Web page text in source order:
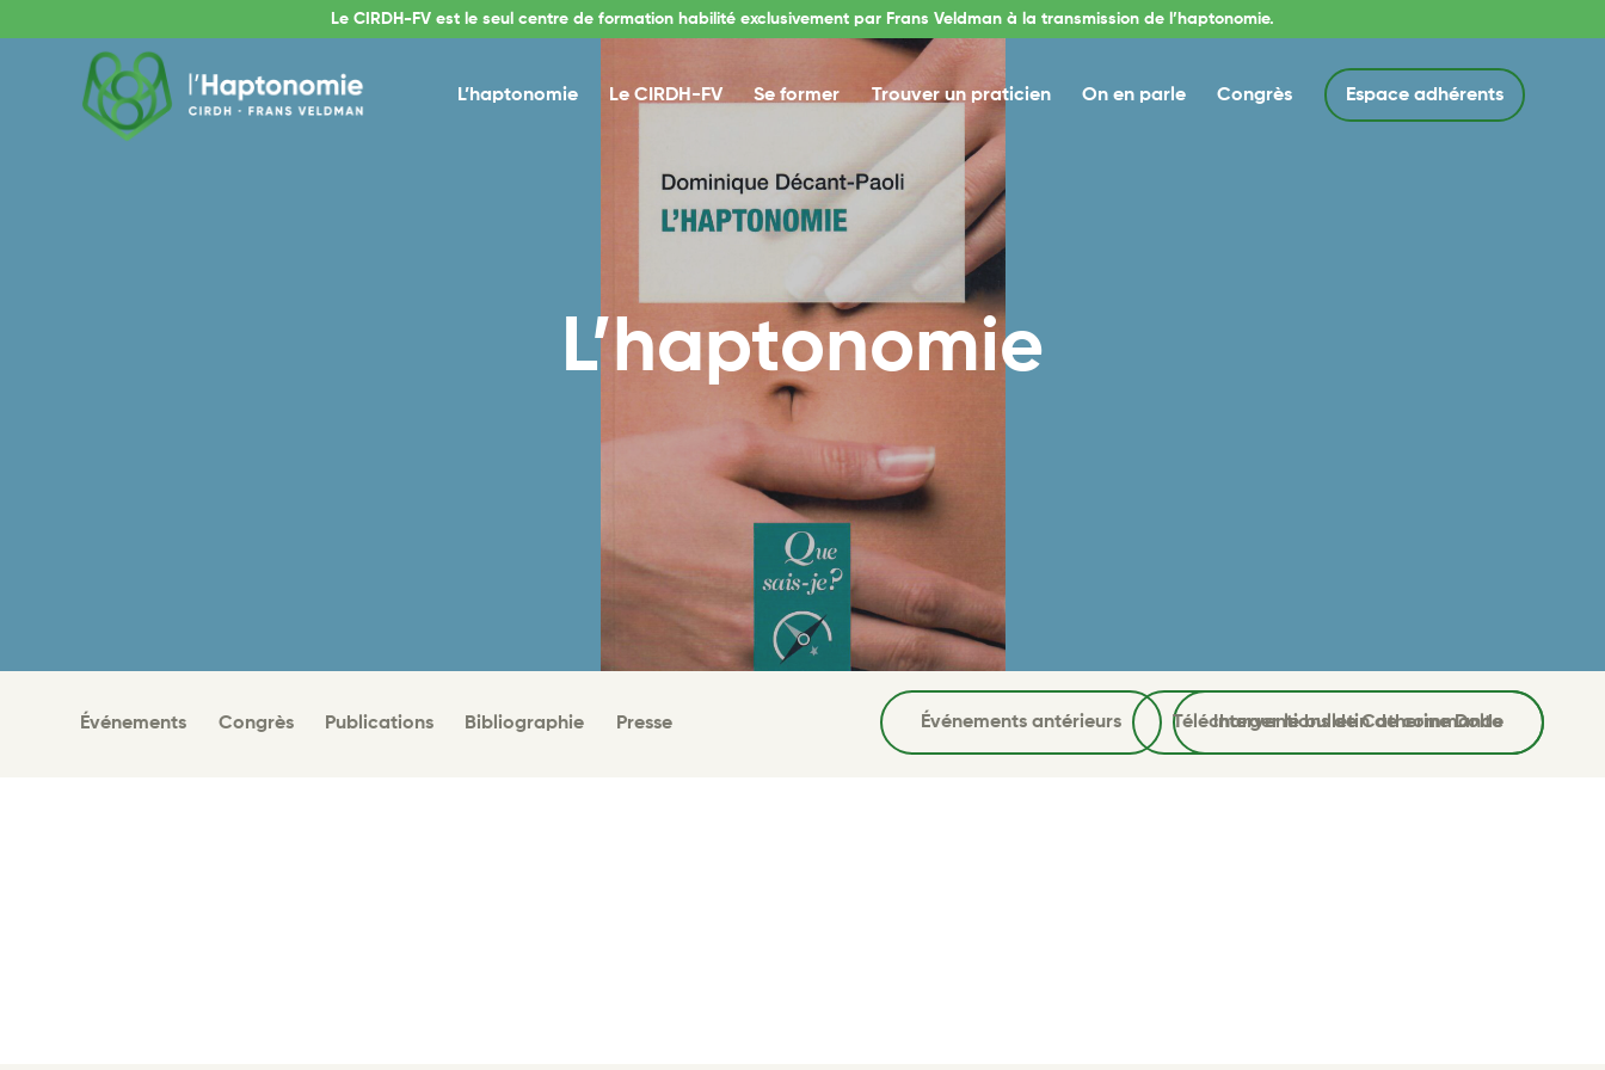
Le CIRDH-FV est le seul centre de formation habilité exclusivement par Frans Veldman à la transmission de l’haptonomie.
L’haptonomie Le CIRDH-FV Se former Trouver un praticien On en parle Congrès Espace adhérents
L’haptonomie
Événements Congrès Publications Bibliographie Presse Événements antérieurs Interventions de Catherine Dolto
Télécharger le bulletin de commande